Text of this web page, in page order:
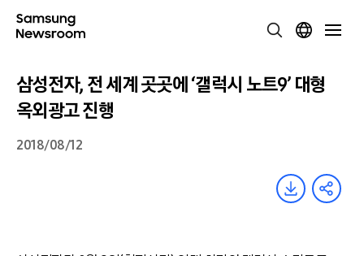
삼성전자, 전 세계 곳곳에 ‘갤럭시 노트9’ 대형
옥외광고 진행
2018/08/12